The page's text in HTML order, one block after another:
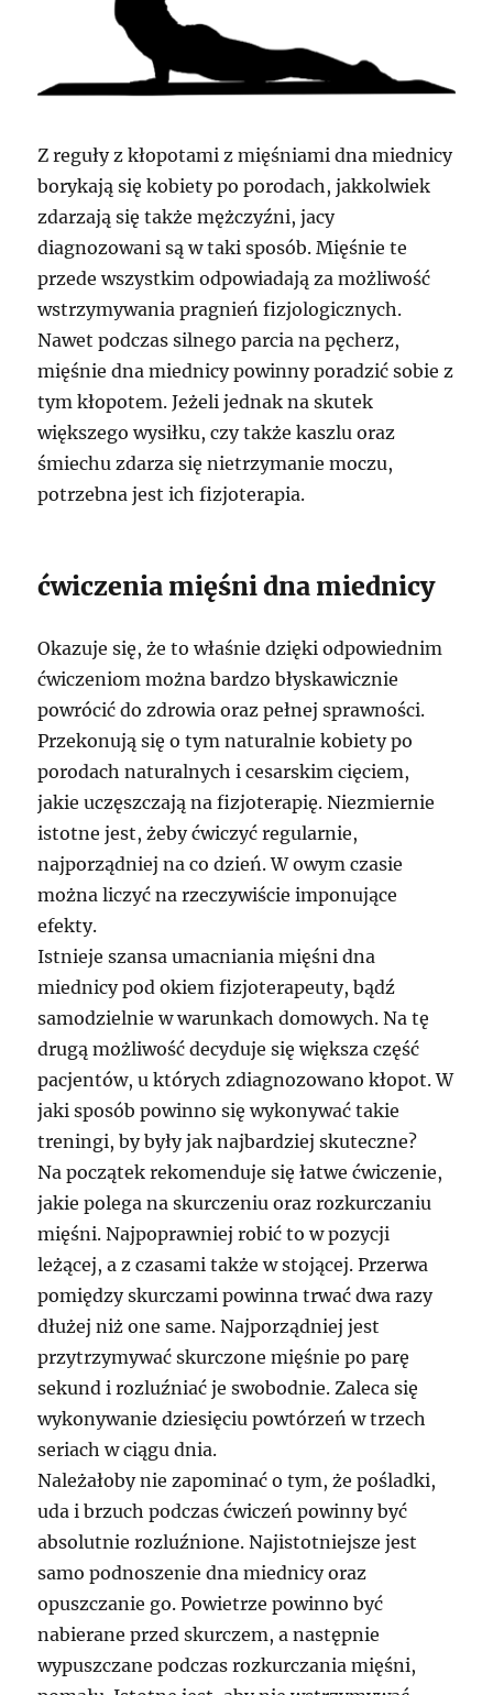
Z reguły z kłopotami z mięśniami dna miednicy
borykają się kobiety po porodach, jakkolwiek
zdarzają się także mężczyźni, jacy
diagnozowani są w taki sposób. Mięśnie te
przede wszystkim odpowiadają za możliwość
wstrzymywania pragnień fizjologicznych.
Nawet podczas silnego parcia na pęcherz,
mięśnie dna miednicy powinny poradzić sobie z
tym kłopotem. Jeżeli jednak na skutek
większego wysiłku, czy także kaszlu oraz
śmiechu zdarza się nietrzymanie moczu,
potrzebna jest ich fizjoterapia.
ćwiczenia mięśni dna miednicy
Okazuje się, że to właśnie dzięki odpowiednim
ćwiczeniom można bardzo błyskawicznie
powrócić do zdrowia oraz pełnej sprawności.
Przekonują się o tym naturalnie kobiety po
porodach naturalnych i cesarskim cięciem,
jakie uczęszczają na fizjoterapię. Niezmiernie
istotne jest, żeby ćwiczyć regularnie,
najporządniej na co dzień. W owym czasie
można liczyć na rzeczywiście imponujące
efekty.
Istnieje szansa umacniania mięśni dna
miednicy pod okiem fizjoterapeuty, bądź
samodzielnie w warunkach domowych. Na tę
drugą możliwość decyduje się większa część
pacjentów, u których zdiagnozowano kłopot. W
jaki sposób powinno się wykonywać takie
treningi, by były jak najbardziej skuteczne?
Na początek rekomenduje się łatwe ćwiczenie,
jakie polega na skurczeniu oraz rozkurczaniu
mięśni. Najpoprawniej robić to w pozycji
leżącej, a z czasami także w stojącej. Przerwa
pomiędzy skurczami powinna trwać dwa razy
dłużej niż one same. Najporządniej jest
przytrzymywać skurczone mięśnie po parę
sekund i rozluźniać je swobodnie. Zaleca się
wykonywanie dziesięciu powtórzeń w trzech
seriach w ciągu dnia.
Należałoby nie zapominać o tym, że pośladki,
uda i brzuch podczas ćwiczeń powinny być
absolutnie rozluźnione. Najistotniejsze jest
samo podnoszenie dna miednicy oraz
opuszczanie go. Powietrze powinno być
nabierane przed skurczem, a następnie
wypuszczane podczas rozkurczania mięśni,